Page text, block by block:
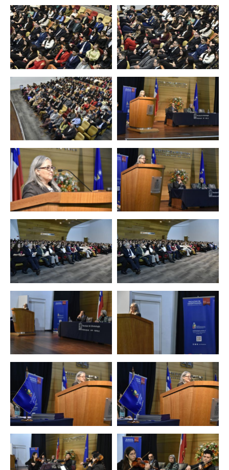
Zoom Zoom
Zoom
Zoom Zoom
Zoom Zoom
Zoom Zoom
Zoom Zoom
Zoom Zoom